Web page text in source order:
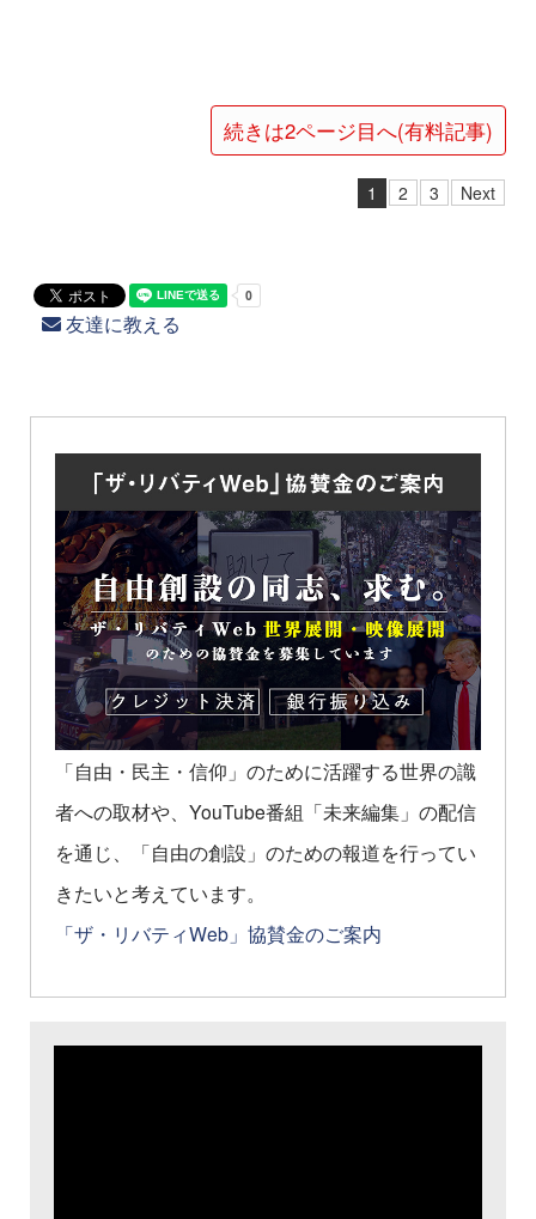
続きは2ページ目へ(有料記事)
1 2 3 Next
友達に教える
「自由・民主・信仰」のために活躍する世界の識
者への取材や、YouTube番組「未来編集」の配信
を通じ、「自由の創設」のための報道を行ってい
きたいと考えています。
「ザ・リバティWeb」協賛金のご案内